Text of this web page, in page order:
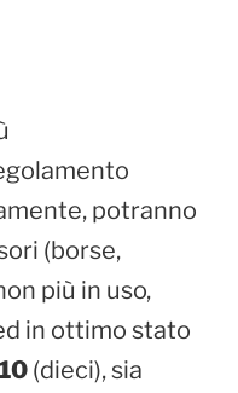
potranno
(borse,
più in uso,
in ottimo stato
10 (dieci), sia